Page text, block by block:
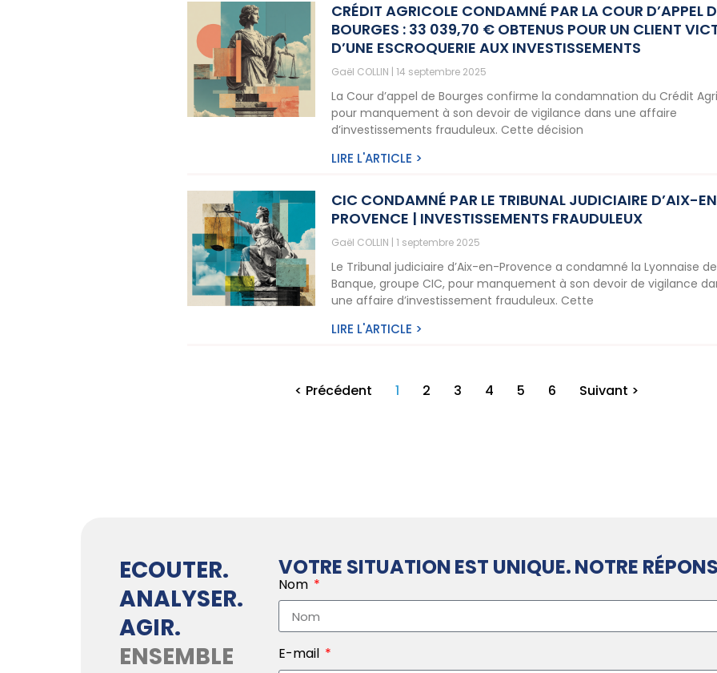
CRÉDIT AGRICOLE CONDAMNÉ PAR LA COUR D’APPEL
BOURGES : 33 039,70 € OBTENUS POUR UN CLIENT
D’UNE ESCROQUERIE AUX INVESTISSEMENTS
Gaël COLLIN 14 septembre 2025
La Cour d’appel de Bourges confirme la condamnation du Crédit
pour manquement à son devoir de vigilance dans une affaire
d’investissements frauduleux. Cette décision
LIRE L'ARTICLE >
CIC CONDAMNÉ PAR LE TRIBUNAL JUDICIAIRE D’AIX-
PROVENCE | INVESTISSEMENTS FRAUDULEUX
Gaël COLLIN 1 septembre 2025
Le Tribunal judiciaire d’Aix-en-Provence a condamné la Lyonnaise de
Banque, groupe CIC, pour manquement à son devoir de vigilance
une affaire d’investissement frauduleux. Cette
LIRE L'ARTICLE >
< Précédent 1 2 3 4 5 6 Suivant >
ECOUTER.
ANALYSER.
AGIR.
ENSEMBLE
VOTRE SITUATION EST UNIQUE. NOTRE
Nom
E-mail